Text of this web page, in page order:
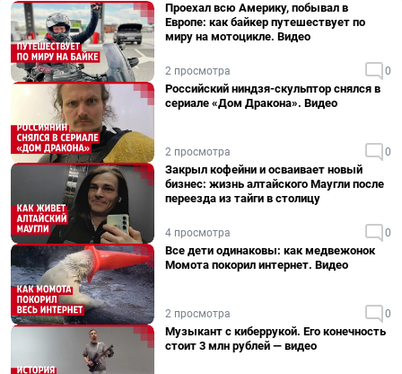
Проехал всю Америку, побывал в
Европе: как байкер путешествует по
миру на мотоцикле. Видео
2 просмотра 0
Российский ниндзя-скульптор снялся в
сериале «Дом Дракона». Видео
2 просмотра 0
Закрыл кофейни и осваивает новый
бизнес: жизнь алтайского Маугли после
переезда из тайги в столицу
4 просмотра 0
Все дети одинаковы: как медвежонок
Момота покорил интернет. Видео
2 просмотра 0
Музыкант с киберрукой. Его конечность
стоит 3 млн рублей — видео